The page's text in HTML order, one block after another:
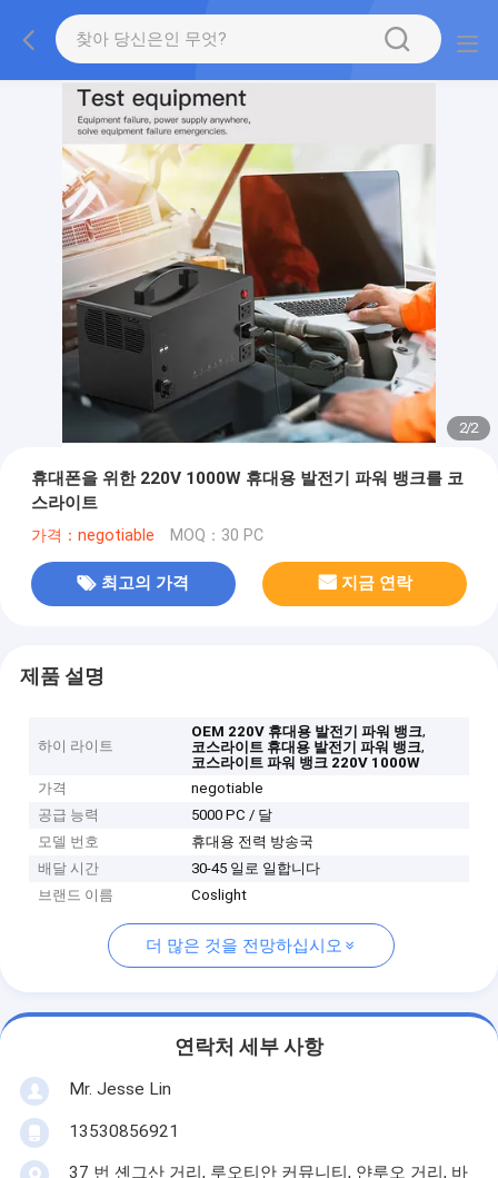
2/2
휴대폰을 위한 220V 1000W 휴대용 발전기 파워 뱅크를 코
스라이트
가격：negotiable MOQ：30 PC
최고의 가격 지금 연락
제품 설명
하이 라이트
OEM 220V 휴대용 발전기 파워 뱅크,
코스라이트 휴대용 발전기 파워 뱅크,
코스라이트 파워 뱅크 220V 1000W
가격
negotiable
공급 능력
5000 PC / 달
모델 번호
휴대용 전력 방송국
배달 시간
30-45 일로 일합니다
브랜드 이름
Coslight
더 많은 것을 전망하십시오
연락처 세부 사항
Mr. Jesse Lin
13530856921
37 번 셴그산 거리, 루오티안 커뮤니티, 얀루오 거리, 바